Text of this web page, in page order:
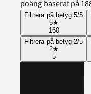
poäng baserat på
Filtrera på betyg 5/5
5★
160
Filtrera på betyg 2/5
2★
5